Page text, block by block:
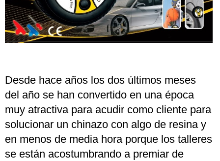
Desde hace años los dos últimos meses
del año se han convertido en una época
muy atractiva para acudir como cliente para
solucionar un chinazo con algo de resina y
en menos de media hora porque los talleres
se están acostumbrando a premiar de